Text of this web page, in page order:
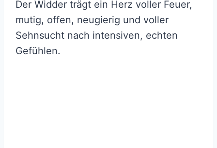
Der Widder trägt ein Herz voller Feuer,
mutig, offen, neugierig und voller
Sehnsucht nach intensiven, echten
Gefühlen.